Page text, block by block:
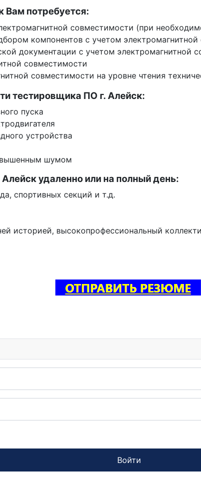
Вам потребуется:
совместимости (при
компонентов с учетом
документации с учетом электромагнитной
совместимости
совместимости на уровне чтения
тестировщика ПО г. Алейск:
пуска
устройства
шумом
удаленно или на полный день:
спортивных секций и т.д.
историей, высокопрофессиональный
Войти